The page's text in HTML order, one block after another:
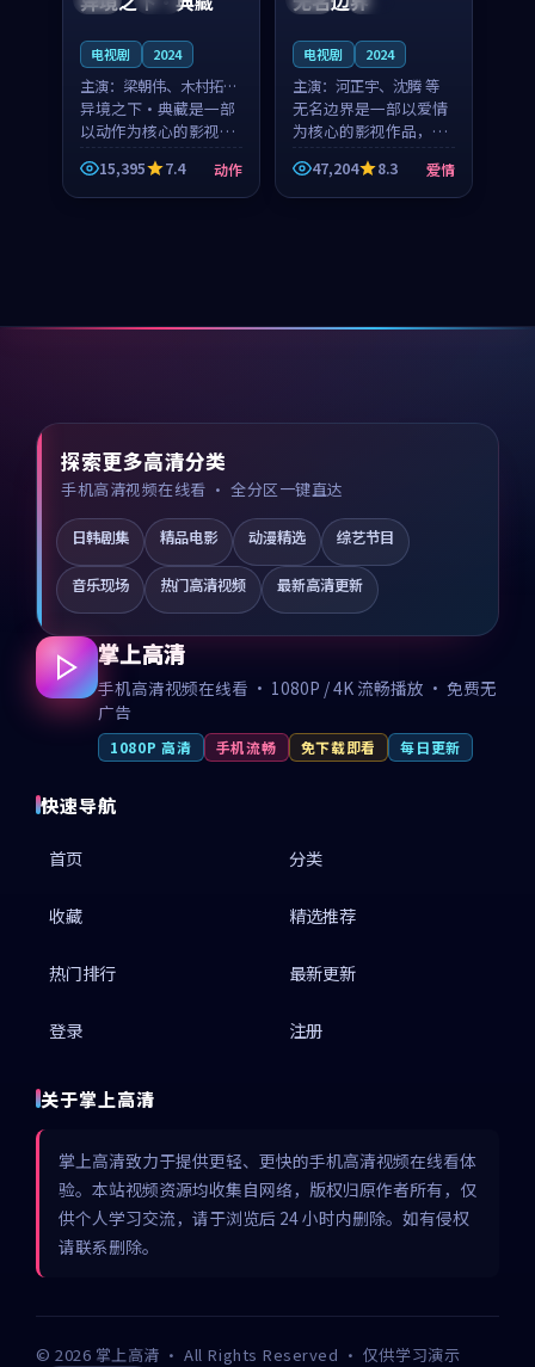
电视剧 2024
主演： 梁朝伟、木村拓哉
等
异境之下·典藏是一部
以动作为核心的影视作
品，围绕危机、反转与
人物成长展开，整体节
奏紧凑，值得推荐观
15,395 7.4 动作
电视剧 2024
主演： 河正宇、沈腾 等
无名边界是一部以爱情
为核心的影视作品，围
绕危机、反转与人物成
长展开，整体节奏紧
凑，值得推荐观看。
47,204 8.3 爱情
探索更多高清分类
手机高清视频在线看 · 全分区一键直达
日韩剧集 精品电影 动漫精选 综艺节目
音乐现场 热门高清视频 最新高清更新
掌上高清
手机高清视频在线看 · 1080P / 4K 流畅播放 · 免费无
广告
1080P 高清 手机流畅 免下载即看 每日更新
快速导航
首页 分类
收藏 精选推荐
热门排行 最新更新
登录 注册
关于掌上高清
掌上高清致力于提供更轻、更快的手机高清视频在线看体
验。本站视频资源均收集自网络，版权归原作者所有，仅
供个人学习交流，请于浏览后 24 小时内删除。如有侵权
请联系删除。
©2026 掌上高清 · All Rights Reserved · 仅供学习演示